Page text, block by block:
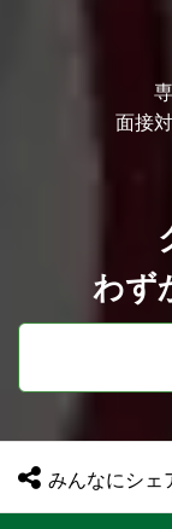
てい
メン
し、
当社の
と同じ
ャー
????
「マネ
わけで
理解は
ていれ
任せし
ただし
面接
わず
みんなにシェ